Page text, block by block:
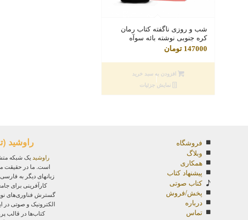
شب و روزی ناگفته کتاب رمان
کره جنوبی نوشته بائه سوآه
147000 تومان
افزودن به سبد خرید
نمایش جزئیات
فروشگاه
وبلاگ
همکاری
پیشنهاد کتاب
کتاب صوتی
پخش/فروش
درباره
تماس
راوشید
راوشید یک شبکه
است. ما در حقیقت
زبانهای دیگر به
کارآفرینی برای
گسترش فناوری‌های
الکترونیک و صوتی در
کتاب‌ها در قالب